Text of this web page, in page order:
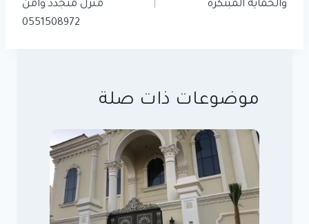
والحماية المبتكرة
منزل متجدد وآمن
0551508972
موضوعات ذات صلة